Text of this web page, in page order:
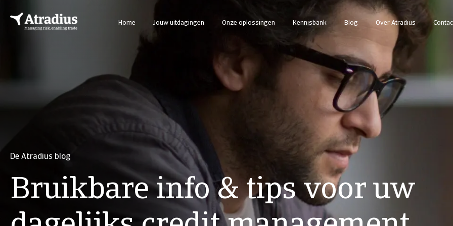
Home Jouw uitdagingen Onze oplossingen Kennisbank Blog Over Atradius
De Atradius blog
Bruikbare info & tips voor uw